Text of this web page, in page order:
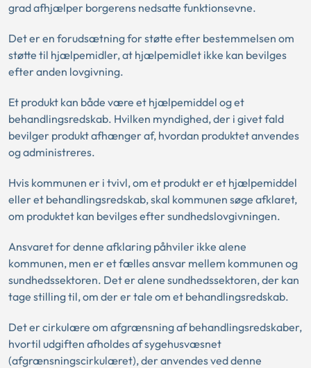
grad afhjælper borgerens nedsatte funktionsevne.
Det er en forudsætning for støtte efter bestemmelsen om
støtte til hjælpemidler, at hjælpemidlet ikke kan bevilges
efter anden lovgivning.
Et produkt kan både være et hjælpemiddel og et
behandlingsredskab. Hvilken myndighed, der i givet fald
bevilger produkt afhænger af, hvordan produktet anvendes
og administreres.
Hvis kommunen er i tvivl, om et produkt er et hjælpemiddel
eller et behandlingsredskab, skal kommunen søge afklaret,
om produktet kan bevilges efter sundhedslovgivningen.
Ansvaret for denne afklaring påhviler ikke alene
kommunen, men er et fælles ansvar mellem kommunen og
sundhedssektoren. Det er alene sundhedssektoren, der kan
tage stilling til, om der er tale om et behandlingsredskab.
Det er cirkulære om afgrænsning af behandlingsredskaber,
hvortil udgiften afholdes af sygehusvæsnet
(afgrænsningscirkulæret), der anvendes ved denne